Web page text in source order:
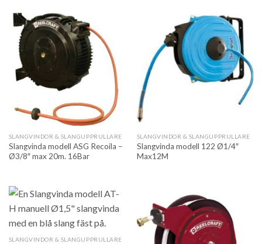
SLANGVINDOR & SLANGUPPRULLARE
Slangvinda modell ASG Recoila –
Ø3/8″ max 20m. 16Bar
SLANGVINDOR & SLANGUPPRULLARE
Slangvinda modell 122 Ø1/4″
Max12M
SLANGVINDOR & SLANGUPPRULLARE